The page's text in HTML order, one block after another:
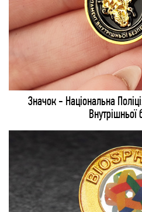
Значок - Національна
Внутрішньої